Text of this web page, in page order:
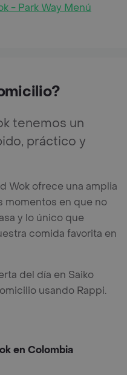
- Park Way Menú
tenemos un
práctico y
Wok ofrece una amplia
momentos en que no
y lo único que
comida favorita en
del día en Saiko
usando Rappi.
en Colombia